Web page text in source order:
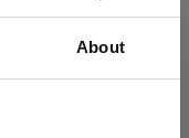
About
gedurende je
eiwitten
International